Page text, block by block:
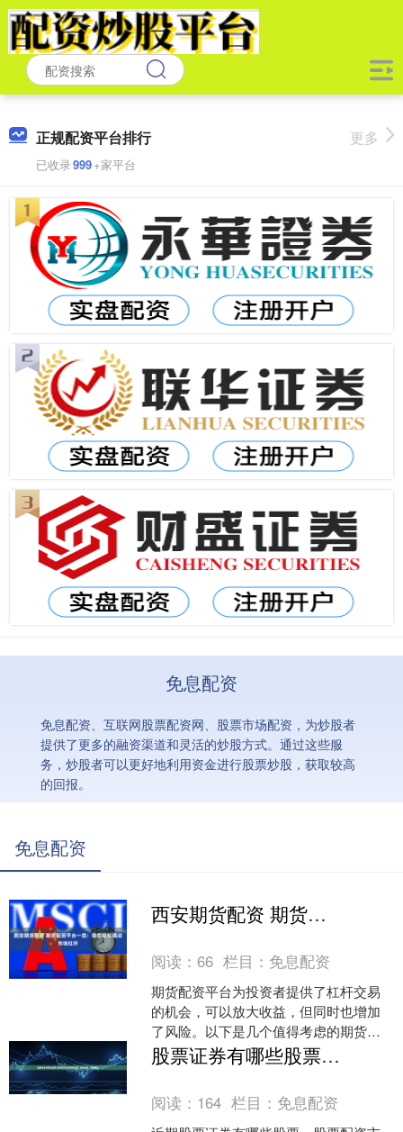
正规配资平台排行
已收录999+家平台
更多
免息配资
免息配资、互联网股票配资网、股票市场配资，为炒股者
提供了更多的融资渠道和灵活的炒股方式。通过这些服
务，炒股者可以更好地利用资金进行股票炒股，获取较高
的回报。
免息配资
西安期货配资 期货配资平台一览：助您轻松撬动市场杠杆
阅读：66 栏目： 免息配资
期货配资平台为投资者提供了杠杆交易
的机会，可以放大收益，但同时也增加
了风险。以下是几个值得考虑的期货配
资平台： 1. 查证机构的合法性：首先需
要确认该机构是否具....
股票证券有哪些股票 股票配资行情最新动态：把握机遇，稳健投资
阅读： 164 栏目： 免息配资